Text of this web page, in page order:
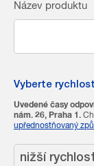
Název produktu
Vyberte
Uvedené časy
nám. 26, Praha 1.
upřednostňovaný
nižší rychlost